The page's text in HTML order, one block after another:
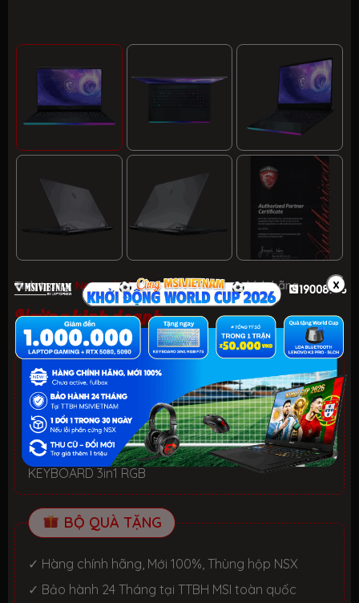
Tình trạng: Ngừng kinh doanh | Loại:Hàng chính hãng
Ngừng kinh doanh
ƯU ĐÃI TỐT NHẤT TRONG NĂM
HELLO SUMMER 2026.
Xem chi tiết
- Laptop văn phòng. Giảm đến 700K
- Laptop Gaming RTX 5080: Giảm đến 2 TRIỆU +
KEYBOARD 3in1 RGB
BỘ QUÀ TẶNG
✓ Hàng chính hãng, Mới 100%, Thùng hộp NSX
✓ Bảo hành 24 Tháng tại TTBH MSI toàn quốc
x